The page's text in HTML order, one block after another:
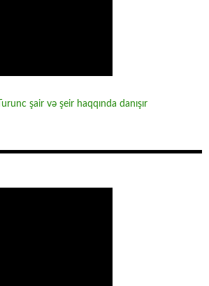
şair və şeir haqqında danışır